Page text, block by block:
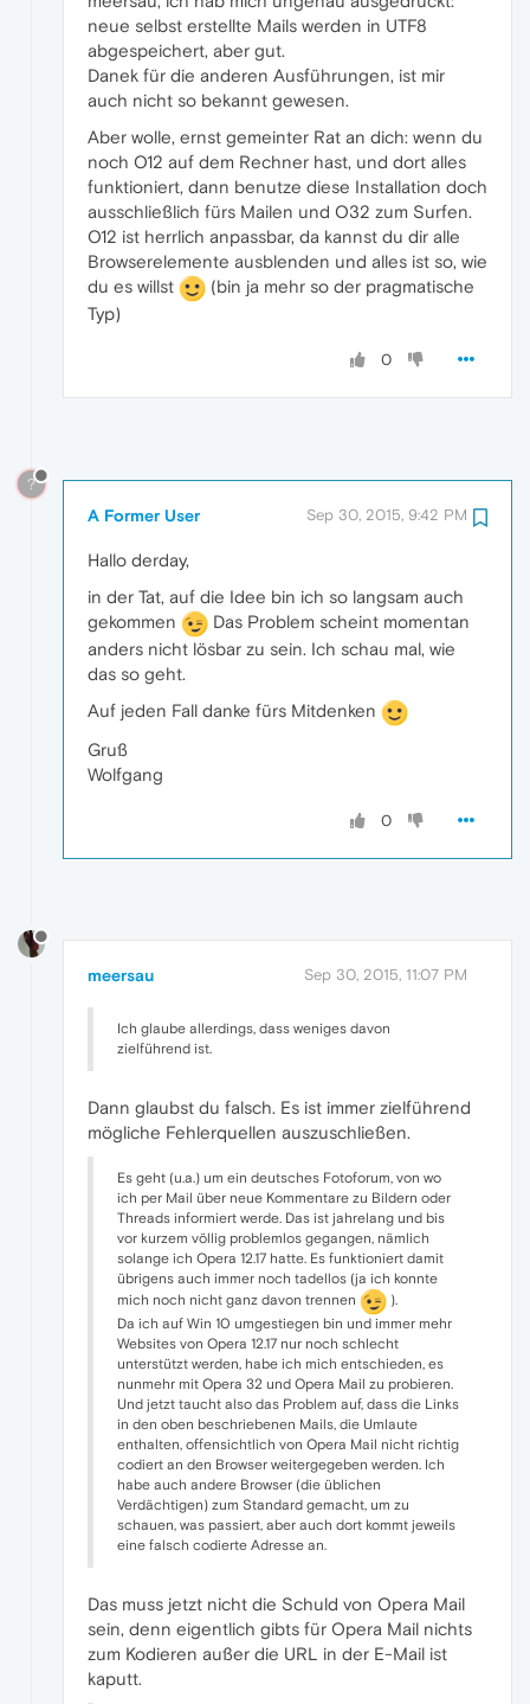
neue selbst erstellte Mails werden in UTF8
abgespeichert, aber gut.
Danek für die anderen Ausführungen, ist mir
auch nicht so bekannt gewesen.
Aber wolle, ernst gemeinter Rat an dich: wenn du
noch O12 auf dem Rechner hast, und dort alles
funktioniert, dann benutze diese Installation doch
ausschließlich fürs Mailen und O32 zum Surfen.
O12 ist herrlich anpassbar, da kannst du dir alle
Browserelemente ausblenden und alles ist so, wie
du es willst
(bin ja mehr so der pragmatische
Typ)
0
?
A Former User Sep 30, 2015, 9:42 PM
Hallo derday,
in der Tat, auf die Idee bin ich so langsam auch
gekommen
Das Problem scheint momentan
anders nicht lösbar zu sein. Ich schau mal, wie
das so geht.
Auf jeden Fall danke fürs Mitdenken
Gruß
Wolfgang
0
meersau Sep 30, 2015, 11:07 PM
Ich glaube allerdings, dass weniges davon
zielführend ist.
Dann glaubst du falsch. Es ist immer zielführend
mögliche Fehlerquellen auszuschließen.
Es geht (u.a.) um ein deutsches Fotoforum, von wo
ich per Mail über neue Kommentare zu Bildern oder
Threads informiert werde. Das ist jahrelang und bis
vor kurzem völlig problemlos gegangen, nämlich
solange ich Opera 12.17 hatte. Es funktioniert damit
übrigens auch immer noch tadellos (ja ich konnte
mich noch nicht ganz davon trennen
).
Da ich auf Win 10 umgestiegen bin und immer mehr
Websites von Opera 12.17 nur noch schlecht
unterstützt werden, habe ich mich entschieden, es
nunmehr mit Opera 32 und Opera Mail zu probieren.
Und jetzt taucht also das Problem auf, dass die Links
in den oben beschriebenen Mails, die Umlaute
enthalten, offensichtlich von Opera Mail nicht richtig
codiert an den Browser weitergegeben werden. Ich
habe auch andere Browser (die üblichen
Verdächtigen) zum Standard gemacht, um zu
schauen, was passiert, aber auch dort kommt jeweils
eine falsch codierte Adresse an.
Das muss jetzt nicht die Schuld von Opera Mail
sein, denn eigentlich gibts für Opera Mail nichts
zum Kodieren außer die URL in der E-Mail ist
kaputt.